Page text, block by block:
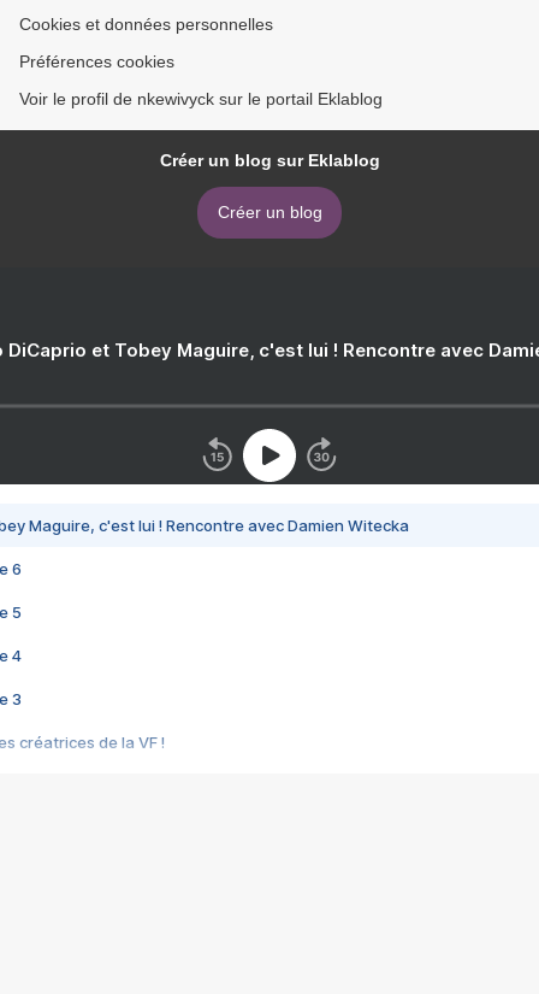
Cookies et données personnelles
Préférences cookies
Voir le profil de nkewivyck sur le portail Eklablog
Créer un blog sur Eklablog
Créer un blog
DiCaprio et Tobey Maguire, c'est lui ! Rencontre avec
Maguire, c'est lui ! Rencontre avec Damien Witecka
6
5
4
3
créatrices de la VF !